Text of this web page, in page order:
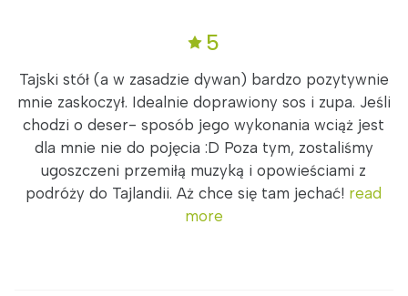
5
Tajski stół (a w zasadzie dywan) bardzo pozytywnie
mnie zaskoczył. Idealnie doprawiony sos i zupa. Jeśli
chodzi o deser- sposób jego wykonania wciąż jest
dla mnie nie do pojęcia :D Poza tym, zostaliśmy
ugoszczeni przemiłą muzyką i opowieściami z
podróży do Tajlandii. Aż chce się tam jechać! read
more